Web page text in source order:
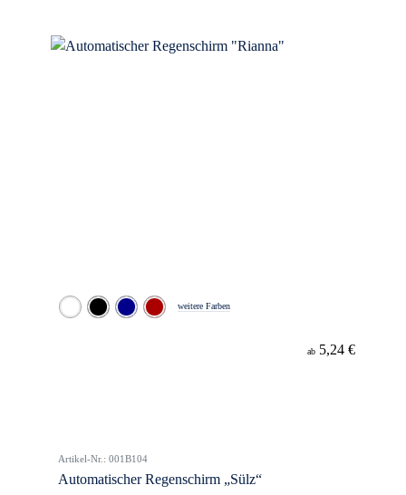
weitere Farben
ab 5,24 €
Artikel-Nr.: 001B104
Automatischer Regenschirm „Sülz“